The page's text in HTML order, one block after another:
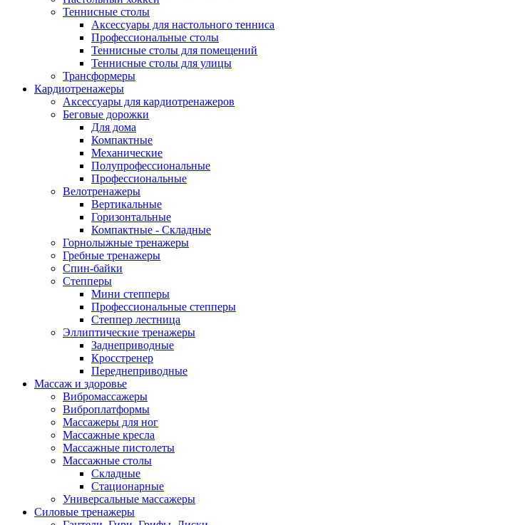
Теннисные столы
Аксессуары для настольного тенниса
Профессиональные столы
Теннисные столы для помещений
Теннисные столы для улицы
Трансформеры
Кардиотренажеры
Аксессуары для кардиотренажеров
Беговые дорожки
Для дома
Компактные
Механические
Полупрофессиональные
Профессиональные
Велотренажеры
Вертикальные
Горизонтальные
Компактные - Складные
Горнолыжные тренажеры
Гребные тренажеры
Спин-байки
Степперы
Мини степперы
Профессиональные степперы
Степпер лестница
Эллиптические тренажеры
Заднеприводные
Кросстренер
Переднеприводные
Массаж и здоровье
Вибромассажеры
Виброплатформы
Массажеры для ног
Массажные кресла
Массажные пистолеты
Массажные столы
Складные
Стационарные
Универсальные массажеры
Силовые тренажеры